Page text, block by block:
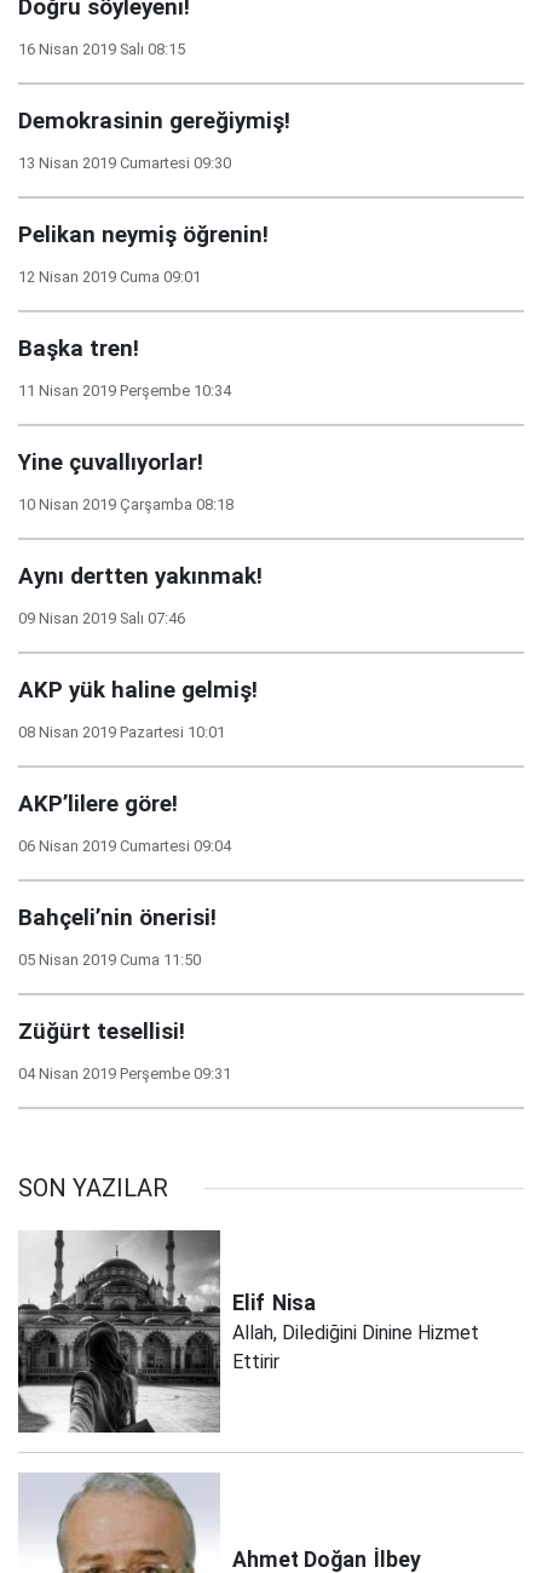
Doğru söyleyeni!
16 Nisan 2019 Salı 08:15
Demokrasinin gereğiymiş!
13 Nisan 2019 Cumartesi 09:30
Pelikan neymiş öğrenin!
12 Nisan 2019 Cuma 09:01
Başka tren!
11 Nisan 2019 Perşembe 10:34
Yine çuvallıyorlar!
10 Nisan 2019 Çarşamba 08:18
Aynı dertten yakınmak!
09 Nisan 2019 Salı 07:46
AKP yük haline gelmiş!
08 Nisan 2019 Pazartesi 10:01
AKP’lilere göre!
06 Nisan 2019 Cumartesi 09:04
Bahçeli’nin önerisi!
05 Nisan 2019 Cuma 11:50
Züğürt tesellisi!
04 Nisan 2019 Perşembe 09:31
SON YAZILAR
Elif Nisa
Allah, Dilediğini Dinine Hizmet
Ettirir
Ahmet Doğan İlbey